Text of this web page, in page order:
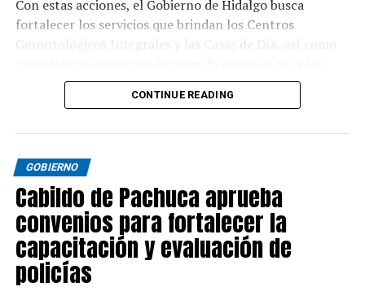
Con estas acciones, el Gobierno de Hidalgo busca
fortalecer los servicios que brindan los Centros
Gerontológicos Integrales y las Casas de Día, así como
personas adultas mayores en la entidad.
CONTINUE READING
GOBIERNO
Cabildo de Pachuca aprueba
convenios para fortalecer la
capacitación y evaluación de
policías